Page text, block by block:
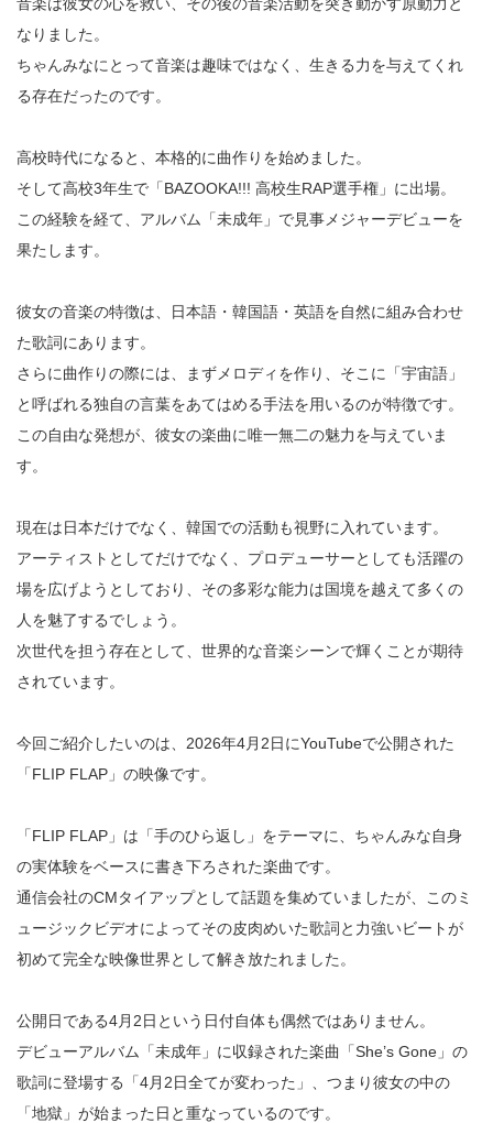
なりました。
ちゃんみなにとって音楽は趣味ではなく、生きる力を与えてくれ
る存在だったのです。
高校時代になると、本格的に曲作りを始めました。
そして高校3年生で「BAZOOKA!!! 高校生RAP選手権」に出場。
この経験を経て、アルバム「未成年」で見事メジャーデビューを
果たします。
彼女の音楽の特徴は、日本語・韓国語・英語を自然に組み合わせ
た歌詞にあります。
さらに曲作りの際には、まずメロディを作り、そこに「宇宙語」
と呼ばれる独自の言葉をあてはめる手法を用いるのが特徴です。
この自由な発想が、彼女の楽曲に唯一無二の魅力を与えていま
す。
現在は日本だけでなく、韓国での活動も視野に入れています。
アーティストとしてだけでなく、プロデューサーとしても活躍の
場を広げようとしており、その多彩な能力は国境を越えて多くの
人を魅了するでしょう。
次世代を担う存在として、世界的な音楽シーンで輝くことが期待
されています。
今回ご紹介したいのは、2026年4月2日にYouTubeで公開された
「FLIP FLAP」の映像です。
「FLIP FLAP」は「手のひら返し」をテーマに、ちゃんみな自身
の実体験をベースに書き下ろされた楽曲です。
通信会社のCMタイアップとして話題を集めていましたが、このミ
ュージックビデオによってその皮肉めいた歌詞と力強いビートが
初めて完全な映像世界として解き放たれました。
公開日である4月2日という日付自体も偶然ではありません。
デビューアルバム「未成年」に収録された楽曲「She’s Gone」の
歌詞に登場する「4月2日全てが変わった」、つまり彼女の中の
「地獄」が始まった日と重なっているのです。